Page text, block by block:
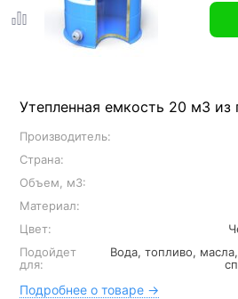
Утепленная емкость 20 м3 из
Производитель:
Страна:
Объем, м3:
Материал:
Цвет:
Подойдет
для:
Вода, топливо,
Подробнее о товаре →